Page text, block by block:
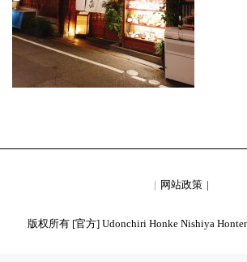
网站政策
版权所有 [官方] Udonchiri Honke Nishiya